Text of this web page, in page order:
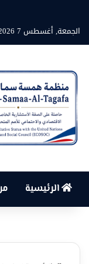
الجمعة, أغسطس 7 2026
الرئيسية